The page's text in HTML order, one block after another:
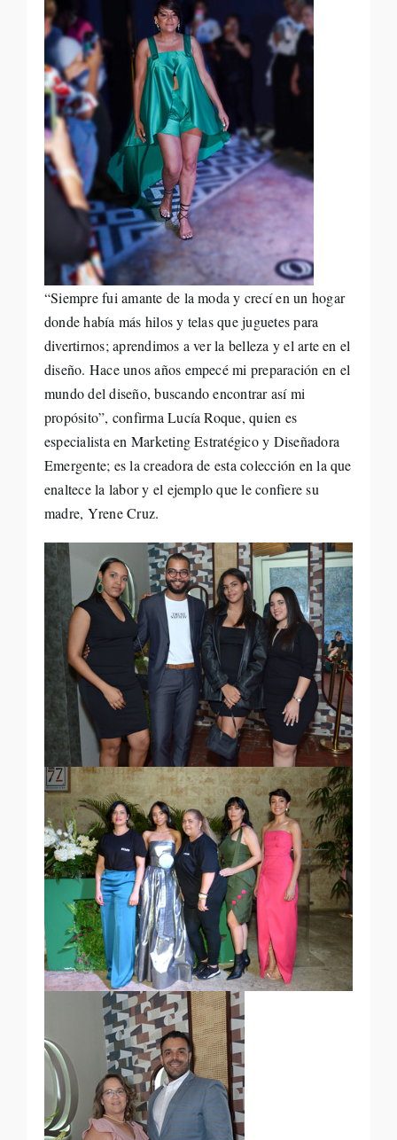
“Siempre fui amante de la moda y crecí en un hogar
donde había más hilos y telas que juguetes para
divertirnos; aprendimos a ver la belleza y el arte en el
diseño. Hace unos años empecé mi preparación en el
mundo del diseño, buscando encontrar así mi
propósito”, confirma Lucía Roque, quien es
especialista en Marketing Estratégico y Diseñadora
Emergente; es la creadora de esta colección en la que
enaltece la labor y el ejemplo que le confiere su
madre, Yrene Cruz.